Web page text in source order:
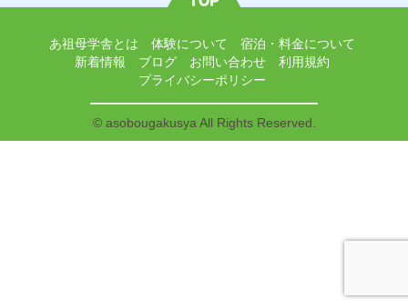
あ祖母学舎とは 体験について
宿泊・料金について
新着情報
ブログ お問い合わせ
利用規約
プライバシーポリシー
© asobougakusya All Rights Reserved.